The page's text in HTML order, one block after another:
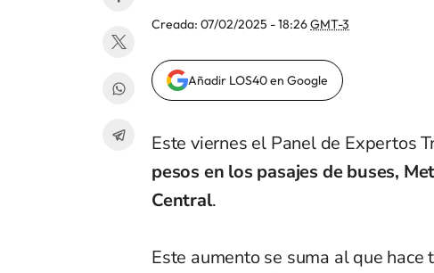
Creada: 07/02/2025 - 18:26GMT-3
Añadir LOS40 en Google
Este viernes el Panel de Expertos
pesos en los pasajes de buses,
Central.
Este aumento se suma al que